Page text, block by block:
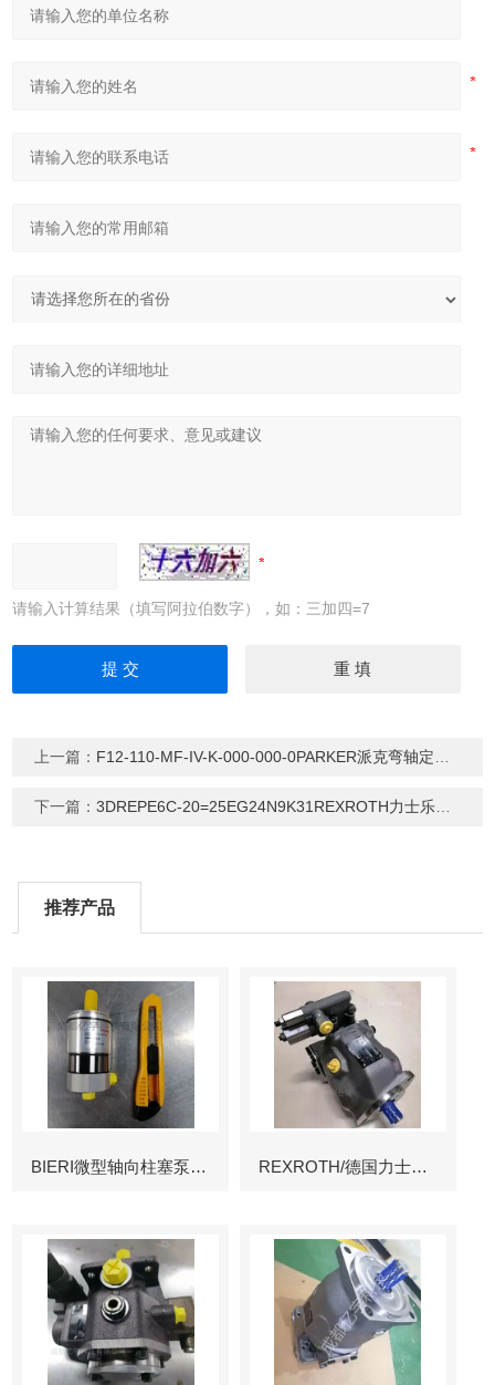
请输入计算结果（填写阿拉伯数字），如：三加四=7
上一篇： F12-110-MF-IV-K-000-000-0PARKER派克弯轴定量马达
下一篇：3DREPE6C-20=25EG24N9K31REXROTH力士乐液压比例阀
推荐产品
BIERI微型轴向柱塞泵AKP REXROTH/德国力士乐叶片泵